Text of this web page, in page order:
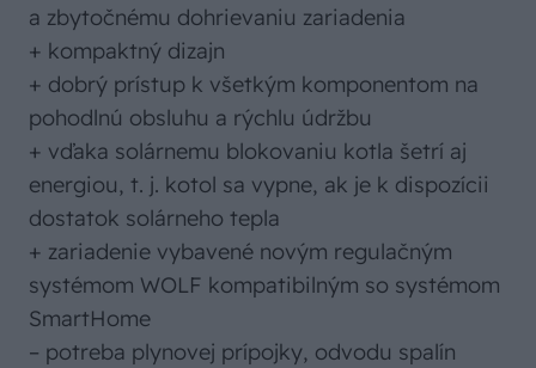
a zbytočnému dohrievaniu zariadenia
+ kompaktný dizajn
+ dobrý prístup k všetkým komponentom na
pohodlnú obsluhu a rýchlu údržbu
+ vďaka solárnemu blokovaniu kotla šetrí aj
energiou, t. j. kotol sa vypne, ak je k dispozícii
dostatok solárneho tepla
+ zariadenie vybavené novým regulačným
systémom WOLF kompatibilným so systémom
SmartHome
– potreba plynovej prípojky, odvodu spalín